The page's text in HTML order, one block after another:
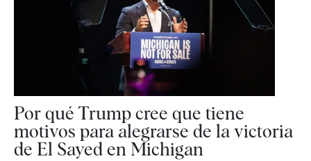
Por qué Trump cree que tiene
motivos para alegrarse de la victoria
de El Sayed en Michigan